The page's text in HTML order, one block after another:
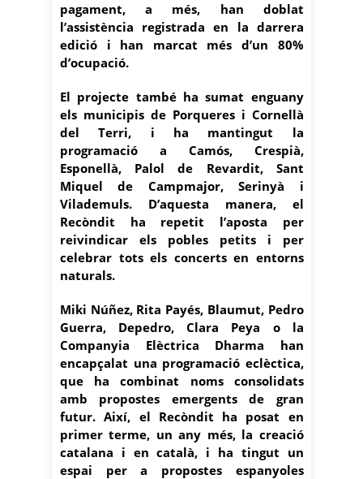
pagament, a més, han doblat
l’assistència registrada en la darrera
edició i han marcat més d’un 80%
d’ocupació.
El projecte també ha sumat enguany
els municipis de Porqueres i Cornellà
del Terri, i ha mantingut la
programació a Camós, Crespià,
Esponellà, Palol de Revardit, Sant
Miquel de Campmajor, Serinyà i
Vilademuls. D’aquesta manera, el
Recòndit ha repetit l’aposta per
reivindicar els pobles petits i per
celebrar tots els concerts en entorns
naturals.
Miki Núñez, Rita Payés, Blaumut, Pedro
Guerra, Depedro, Clara Peya o la
Companyia Elèctrica Dharma han
encapçalat una programació eclèctica,
que ha combinat noms consolidats
amb propostes emergents de gran
futur. Així, el Recòndit ha posat en
primer terme, un any més, la creació
catalana i en català, i ha tingut un
espai per a propostes espanyoles